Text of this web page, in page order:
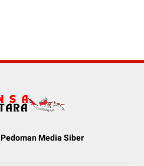
Pedoman Media Siber